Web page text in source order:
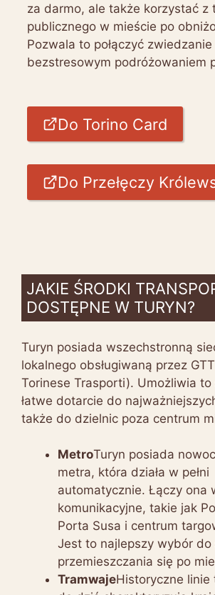
za darmo, ale także korzystać z
publicznego w mieście po
Pozwala to połączyć zwiedzanie
bezstresowym podróżowaniem
Do Torino Card
Do Przełęczy
JAKIE ŚRODKI
DOSTĘPNE W TURYN?
Turyn posiada wszechstronną
lokalnego obsługiwaną przez
Torinese Trasporti). Umożliwia to
łatwe dotarcie do
także do dzielnic poza centrum
MetroTuryn posiada
metra, która działa w pełni
automatycznie. Łączy ona
komunikacyjne, takie jak
Porta Susa i centrum
Jest to najlepszy wybór do
przemieszczania się po
TramwajeHistoryczne linie